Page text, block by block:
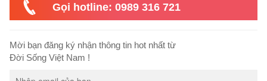
Gọi hotline: 0989 316 721
Mời bạn đăng ký nhận thông tin hot nhất từ
Đời Sống Việt Nam !